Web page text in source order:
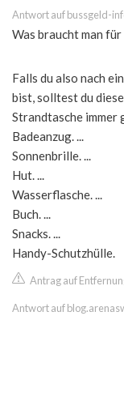
Antwort auf bussgeld-
Was braucht man
Falls du also nach
bist, solltest du
Strandtasche
Badeanzug. ...
Sonnenbrille. ...
Hut. ...
Wasserflasche. ...
Buch. ...
Snacks. ...
Handy-Schutzhülle.
Antrag auf
Antwort auf